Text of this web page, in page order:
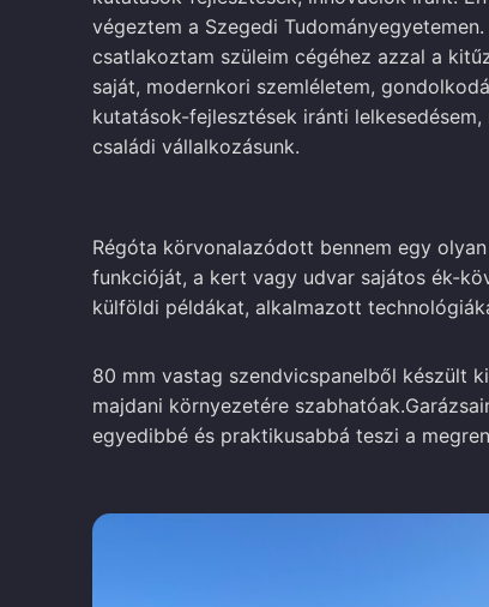
végeztem a Szegedi
csatlakoztam szüleim cégéhez azzal a
saját, modernkori szemléletem,
kutatások-fejlesztések iránti
családi vállalkozásunk.
Régóta körvonalazódott bennem egy
funkcióját, a kert vagy udvar sajátos ék-
külföldi példákat, alkalmazott
80 mm vastag szendvicspanelből készült
majdani környezetére
egyedibbé és praktikusabbá teszi a